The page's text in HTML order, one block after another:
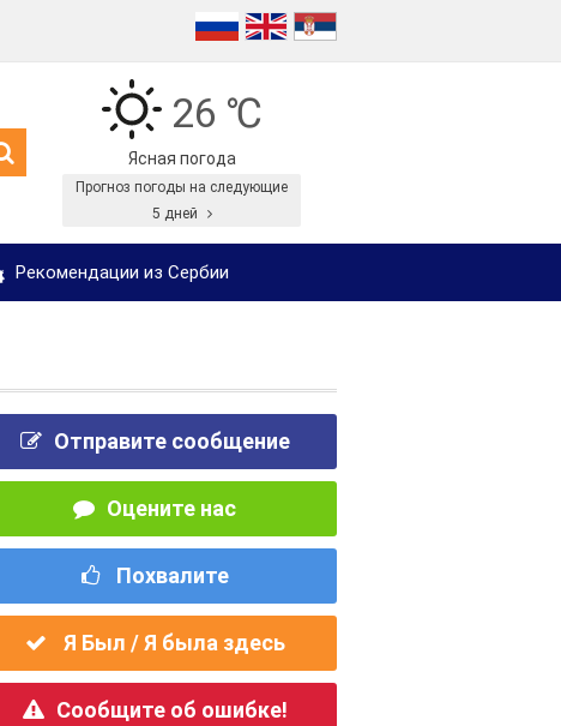
26 ℃
Ясная погода
Прогноз погоды на следующие
5 дней
Рекомендации из Сербии
Отправите сообщение
Оцените нас
Похвалите
Я Был / Я была здесь
Сообщите об ошибке!